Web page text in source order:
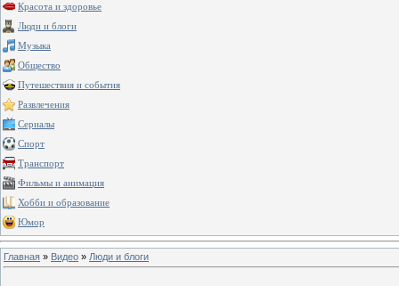
Красота и здоровье
Люди и блоги
Музыка
Общество
Путешествия и события
Развлечения
Сериалы
Спорт
Транспорт
Фильмы и анимация
Хобби и образование
Юмор
Главная » Видео » Люди и блоги